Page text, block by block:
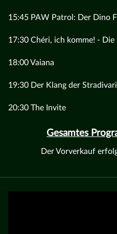
15:45 PAW Patrol: Der Dino
17:30 Chéri, ich komme! -
18:00 Vaiana
19:30 Der Klang der Stradivari
20:30 The Invite
Gesamtes
Der Vorverkauf